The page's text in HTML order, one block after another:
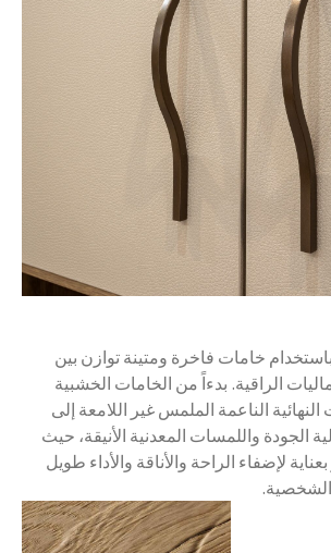
خامات فاخرة ومتينة توازن بين
الراقية. بدءاً من الخامات الخشبية
الناعمة الملمس غير اللامعة إلى
الجودة واللمسات المعدنية الأنيقة، حيث
لإضفاء الراحة والأناقة والأداء طويل